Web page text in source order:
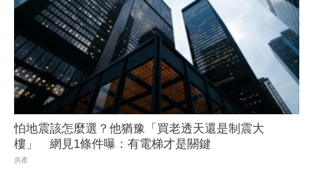
怕地震該怎麼選？他猶豫「買老透天還是制震大
樓」 網見1條件曝：有電梯才是關鍵
房產